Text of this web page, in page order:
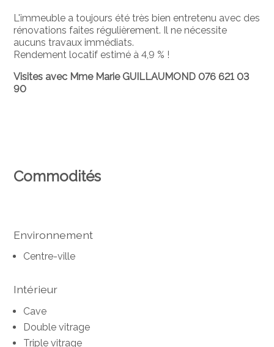
L'immeuble a toujours été très bien entretenu avec des
rénovations faites régulièrement. Il ne nécessite
aucuns travaux immédiats.
Rendement locatif estimé à 4,9 % !
Visites avec Mme Marie GUILLAUMOND 076 621 03
90
Commodités
Environnement
Centre-ville
Intérieur
Cave
Double vitrage
Triple vitrage